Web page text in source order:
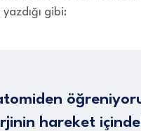
gibi:
hareket